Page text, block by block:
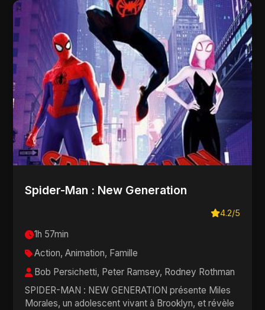
Spider-Man : New Generation
4.2/5
1h 57min
Action, Animation, Famille
Bob Persichetti, Peter Ramsey, Rodney Rothman
SPIDER-MAN : NEW GENERATION présente Miles
Morales, un adolescent vivant à Brooklyn, et révèle